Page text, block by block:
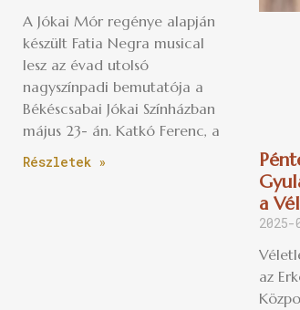
A Jókai Mór regénye alapján
készült Fatia Negra musical
lesz az évad utolsó
nagyszínpadi bemutatója a
Békéscsabai Jókai Színházban
május 23- án. Katkó Ferenc, a
Részletek »
a
2025-
az